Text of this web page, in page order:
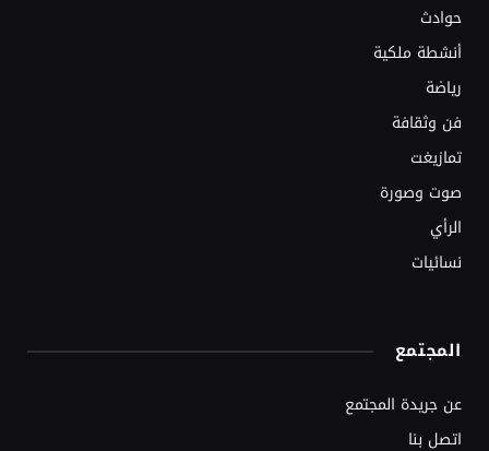
حوادث
أنشطة ملكية
رياضة
فن وثقافة
تمازيغت
صوت وصورة
الرأي
نسائيات
المجتمع
عن جريدة المجتمع
اتصل بنا